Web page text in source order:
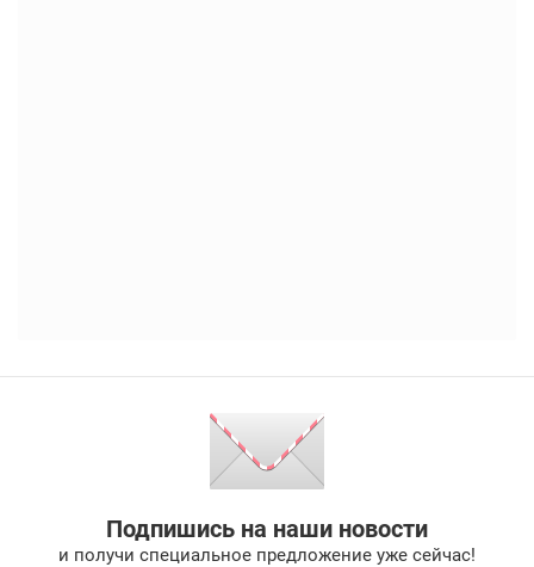
Подпишись на наши новости
и получи специальное предложение уже сейчас!